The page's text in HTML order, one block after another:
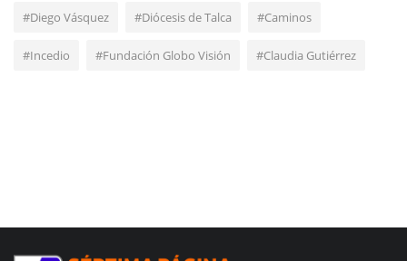
#Diego Vásquez #Diócesis de Talca #Caminos
#Incedio #Fundación Globo Visión #Claudia Gutiérrez